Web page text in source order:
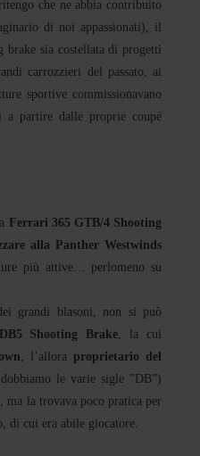
che ne abbia contribuito
di noi appassionati), il
brake sia costellata di progetti
carrozzieri del passato, ai
sportive commissionavano
a partire dalle proprie coupé
Ferrari 365 GTB/4 Shooting
alla Panther Westwinds
più attive… perlomeno su
grandi blasoni, non si può
Shooting Brake , la cui
, l’alloraproprietario del
le varie sigle ”DB”)
ma la trovava poco pratica per
di cui era abile giocatore.